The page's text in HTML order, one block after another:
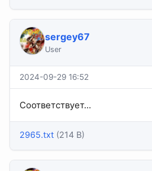
sergey67
User
2024-09-29 16:52
Соответствует...
2965.txt (214 B)